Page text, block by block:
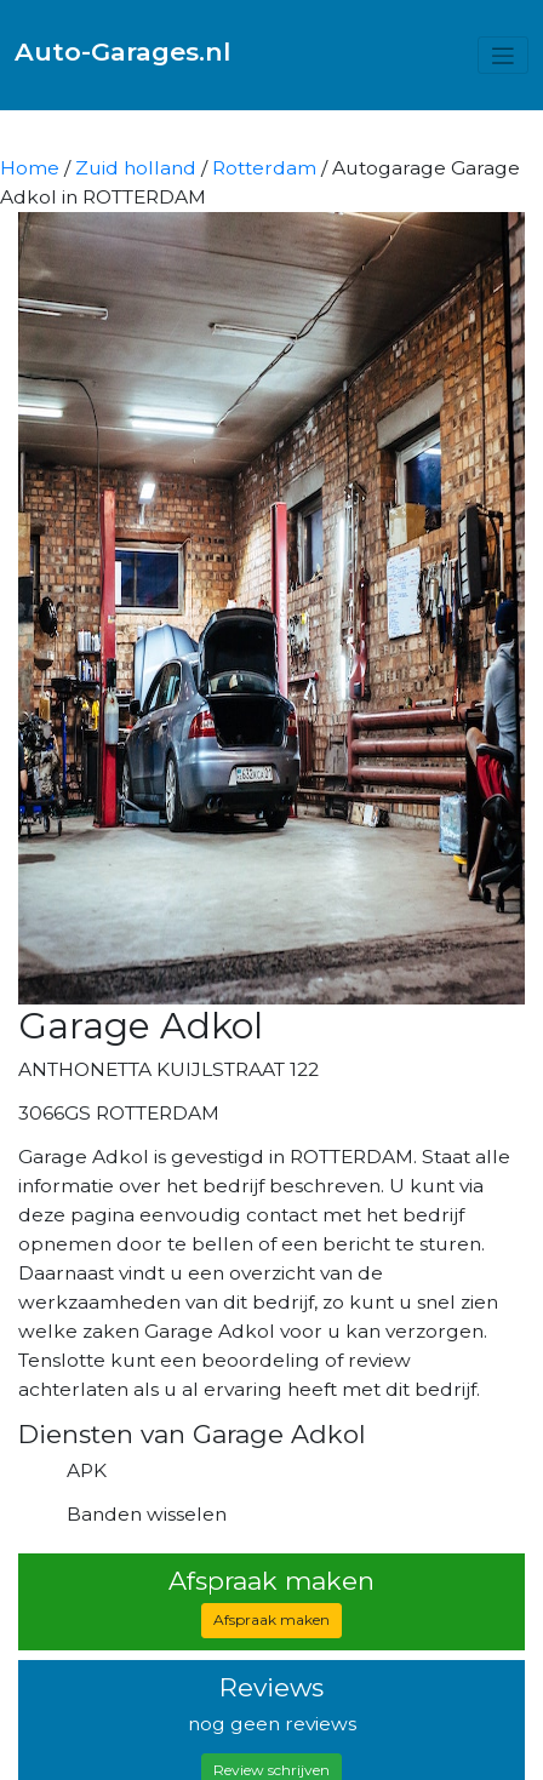
Auto-Garages.nl
Home / Zuid holland / Rotterdam / Autogarage Garage
Adkol in ROTTERDAM
Garage Adkol
ANTHONETTA KUIJLSTRAAT 122
3066GS ROTTERDAM
Garage Adkol is gevestigd in ROTTERDAM. Staat alle
informatie over het bedrijf beschreven. U kunt via
deze pagina eenvoudig contact met het bedrijf
opnemen door te bellen of een bericht te sturen.
Daarnaast vindt u een overzicht van de
werkzaamheden van dit bedrijf, zo kunt u snel zien
welke zaken Garage Adkol voor u kan verzorgen.
Tenslotte kunt een beoordeling of review
achterlaten als u al ervaring heeft met dit bedrijf.
Diensten van Garage Adkol
APK
Banden wisselen
Afspraak maken
Afspraak maken
Reviews
nog geen reviews
Review schrijven